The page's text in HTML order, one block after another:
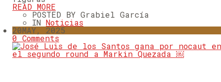
READ MORE
POSTED BY Grabiel García
IN Noticias
20MAY, 2025
0 Comments